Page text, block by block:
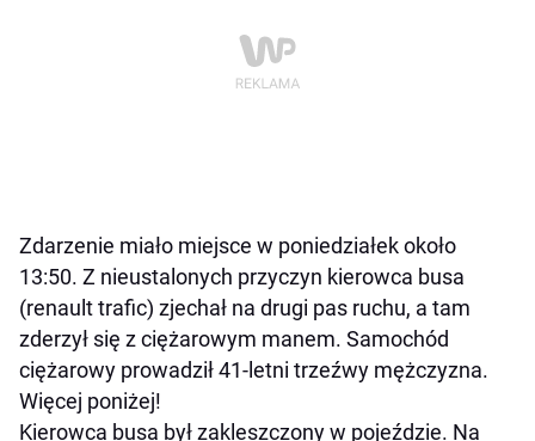
Zdarzenie miało miejsce w poniedziałek około
13:50. Z nieustalonych przyczyn kierowca busa
(renault trafic) zjechał na drugi pas ruchu, a tam
zderzył się z ciężarowym manem. Samochód
ciężarowy prowadził 41-letni trzeźwy mężczyzna.
Więcej poniżej!
Kierowca busa był zakleszczony w pojeździe. Na